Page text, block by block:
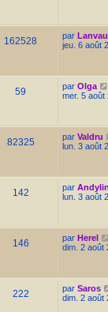
162528 par
jeu. 6 août
59 par Olga
mer. 5 août
82325 par Valdru
lun. 3 août
142 par
lun. 3 août
146 par Herel
dim. 2 août
222 par Saros
dim. 2 août